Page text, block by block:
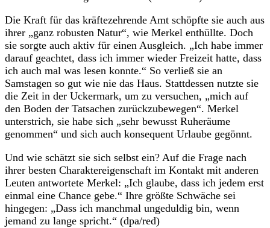
Die Kraft für das kräftezehrende Amt schöpfte sie auch aus
ihrer „ganz robusten Natur“, wie Merkel enthüllte. Doch
sie sorgte auch aktiv für einen Ausgleich. „Ich habe immer
darauf geachtet, dass ich immer wieder Freizeit hatte, dass
ich auch mal was lesen konnte.“ So verließ sie an
Samstagen so gut wie nie das Haus. Stattdessen nutzte sie
die Zeit in der Uckermark, um zu versuchen, „mich auf
den Boden der Tatsachen zurückzubewegen“. Merkel
unterstrich, sie habe sich „sehr bewusst Ruheräume
genommen“ und sich auch konsequent Urlaube gegönnt.
Und wie schätzt sie sich selbst ein? Auf die Frage nach
ihrer besten Charaktereigenschaft im Kontakt mit anderen
Leuten antwortete Merkel: „Ich glaube, dass ich jedem erst
einmal eine Chance gebe.“ Ihre größte Schwäche sei
hingegen: „Dass ich manchmal ungeduldig bin, wenn
jemand zu lange spricht.“ (dpa/red)